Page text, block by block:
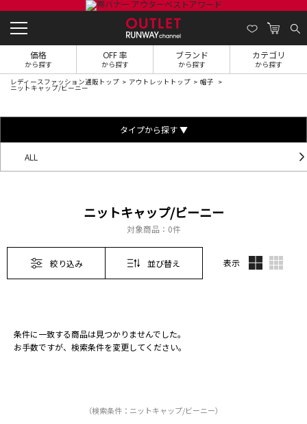
価格
から探す
OFF 率
から探す
ブランド
から探す
カテゴリ
から探す
レディースファッション通販トップ アウトレットトップ 帽子
ニットキャップ/ビーニー
タイプから探す ▼
ALL
ニットキャップ/ビーニー
対象商品： 0件
絞り込み 並び替え 表示
条件に一致する商品は見つかりませんでした。
お手数ですが、検索条件を変更してください。
（検索条件：ニットキャップ/ビーニー）